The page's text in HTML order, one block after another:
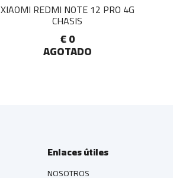
XIAOMI REDMI NOTE 12 PRO 4G
CHASIS
€ 0
AGOTADO
Enlaces útiles
NOSOTROS